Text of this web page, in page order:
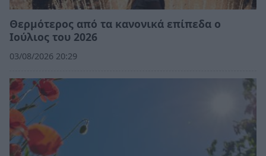
Θερμότερος από τα κανονικά επίπεδα ο
Ιούλιος του 2026
03/08/2026 20:29